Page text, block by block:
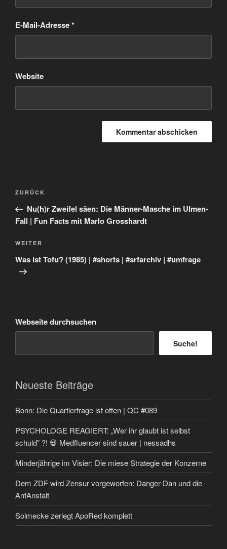
E-Mail-Adresse*
Website
Beitragsnavigation
Vorheriger
Beitrag
ZURÜCK
Nu(h)r Zweifel säen: Die Männer-Masche im Ulmen-
Fall | Fun Facts mit Marlo Grosshardt
Nächster
Beitrag
WEITER
Was ist Tofu? (1985) | #shorts | #srfarchiv | #umfrage
Webseite durchsuchen
Suche!
Neueste Beiträge
Bonn: Die Quartierfrage ist offen | QC #089
PSYCHOLOGE REAGIERT: „Wer ihr glaubt ist selbst
schuld” ?! 💀 Medfluencer sind sauer | nessadhs
Minderjährige im Visier: Die miese Strategie der Konzerne
Dem ZDF wird Zensur vorgeworfen: Danger Dan und die
AnfAnstalt
Solmecke zerlegt ApoRed komplett